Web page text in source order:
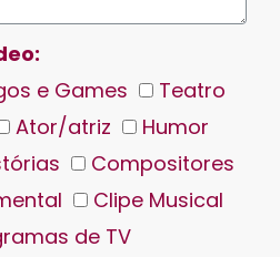
e Games
Teatro
Ator/atriz
Humor
Compositores
Clipe Musical
de TV